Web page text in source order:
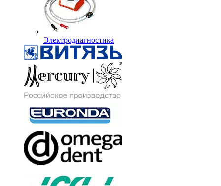
Электродиагностика